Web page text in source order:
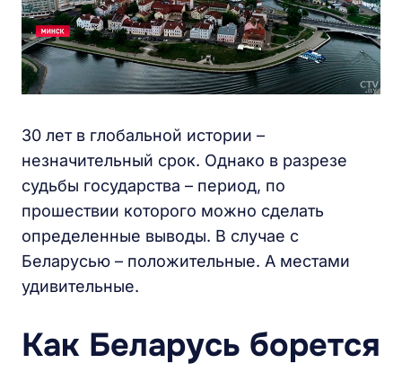
30 лет в глобальной истории –
незначительный срок. Однако в разрезе
судьбы государства – период, по
прошествии которого можно сделать
определенные выводы. В случае с
Беларусью – положительные. А местами
удивительные.
Как Беларусь борется